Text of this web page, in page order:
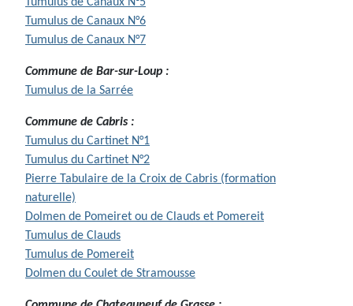
Tumulus de Canaux N°5
Tumulus de Canaux N°6
Tumulus de Canaux N°7
Commune de Bar-sur-Loup :
Tumulus de la Sarrée
Commune de Cabris :
Tumulus du Cartinet N°1
Tumulus du Cartinet N°2
Pierre Tabulaire de la Croix de Cabris (formation
naturelle)
Dolmen de Pomeiret ou de Clauds et Pomereit
Tumulus de Clauds
Tumulus de Pomereit
Dolmen du Coulet de Stramousse